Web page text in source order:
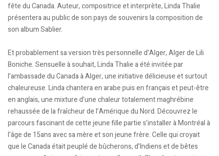
fête du Canada. Auteur, compositrice et interprète, Linda Thalie
présentera au public de son pays de souvenirs la composition de
son album Sablier.
Et probablement sa version très personnelle d’Alger, Alger de Lili
Boniche. Sensuelle à souhait, Linda Thalie a été invitée par
l’ambassade du Canada à Alger, une initiative délicieuse et surtout
chaleureuse. Linda chantera en arabe puis en français et peut-être
en anglais, une mixture d’une chaleur totalement maghrébine
rehaussée de la fraîcheur de l’Amérique du Nord. Découvrez le
parcours fascinant de cette jeune fille partie s’installer à Montréal à
l’âge de 15ans avec sa mère et son jeune frère. Celle qui croyait
que le Canada était peuplé de bûcherons, d’Indiens et de bêtes